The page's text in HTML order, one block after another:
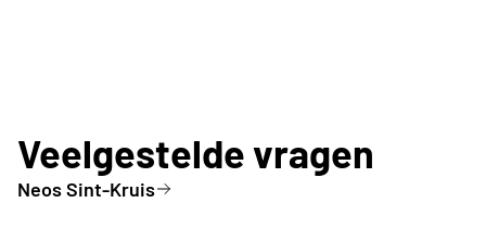
Veelgestelde vragen
Neos Sint-Kruis